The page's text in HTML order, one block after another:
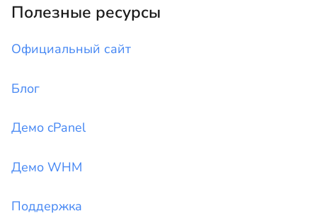
Полезные ресурсы
Официальный сайт
Блог
Демо cPanel
Демо WHM
Поддержка